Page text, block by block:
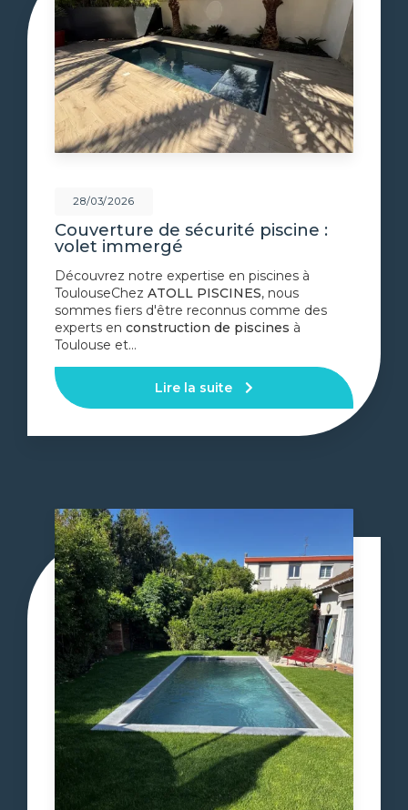
28/03/2026
Couverture de sécurité piscine :
volet immergé
Découvrez notre expertise en piscines à
ToulouseChez ATOLL PISCINES, nous
sommes fiers d'être reconnus comme des
experts en construction de piscines à
Toulouse et…
Lire la suite